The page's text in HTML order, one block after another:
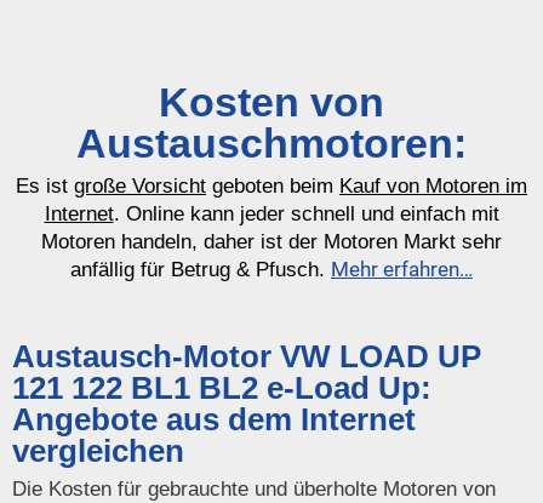
Kosten von
Austauschmotoren:
Es ist große Vorsicht geboten beim Kauf von Motoren im
Internet. Online kann jeder schnell und einfach mit
Motoren handeln, daher ist der Motoren Markt sehr
anfällig für Betrug & Pfusch. Mehr erfahren…
Austausch-Motor VW LOAD UP
121 122 BL1 BL2 e-Load Up:
Angebote aus dem Internet
vergleichen
Die Kosten für gebrauchte und überholte Motoren von